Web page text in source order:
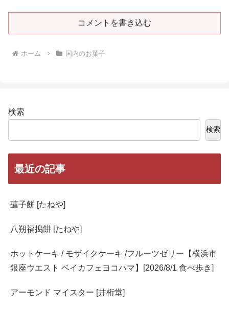
コメントを書き込む
ホーム 国内のお菓子
検索
検索
最近の記事
蓮子餅 [たねや]
八朔福搗餅 [たねや]
ホットケーキ / モザイクケーキ /フルーツゼリー【横浜市
銀座ウエスト ベイカフェヨコハマ】[2026/8/1 食べ歩き]
アーモンド マイスター [井桁堂]